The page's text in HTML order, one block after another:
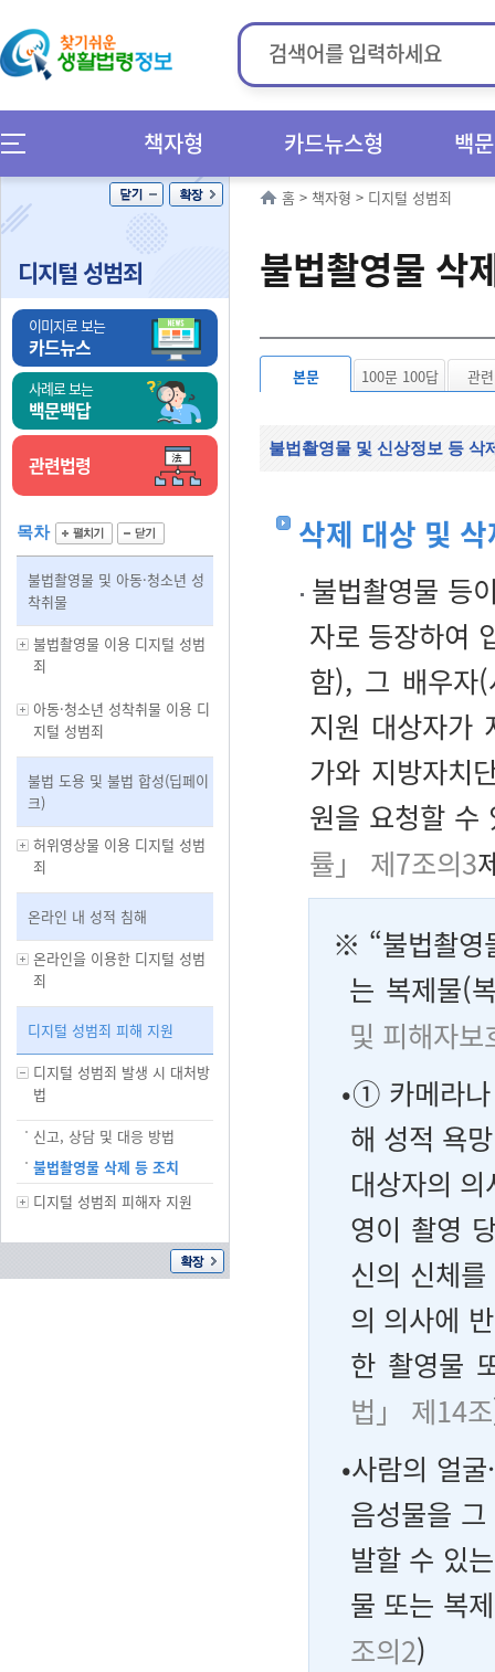
책자형 카드뉴스형 백
디지털 성범죄
이미지로 보는
카드뉴스
사례로 보는
백문백답
관련법령
목차
불법촬영물 및 아동·청소년 성
착취물
불법촬영물 이용 디지털 성범
죄
아동·청소년 성착취물 이용 디
지털 성범죄
불법 도용 및 불법 합성(딥페이
크)
허위영상물 이용 디지털 성범
죄
온라인 내 성적 침해
온라인을 이용한 디지털 성범
죄
디지털 성범죄 피해 지원
디지털 성범죄 발생 시 대처방
법
신고, 상담 및 대응 방법
불법촬영물 삭제 등 조치
디지털 성범죄 피해자 지원
홈 > 책자형 > 디지털 성범죄
불법촬영물 삭
본문 100문 100답 관
불법촬영물 및 신상정보 등 삭
삭제 대상 및
불법촬영물 등
자로 등장하여
함), 그 배우자
지원 대상자가
가와 지방자치
원을 요청할 수
률」 제7조의3
※ “불법촬영
는 복제물(
및 피해자
•① 카메라나
해 성적 욕
대상자의
영이 촬영
신의 신체
의 의사에
한 촬영물
법」 제14조
•사람의 얼
음성물을
발할 수 있
물 또는 복
조의2)